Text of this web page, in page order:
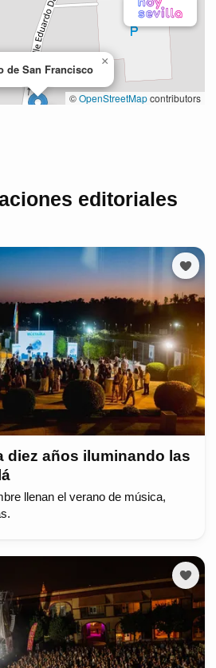
editoriales
diez años iluminando las
llenan el verano de música,